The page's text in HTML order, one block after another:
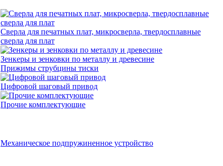
Сверла для печатных плат, микросверла, твердосплавные
сверла для плат
Зенкеры и зенковки по металлу и древесине
Прижимы струбцины тиски
Цифровой шаговый привод
Прочие комплектующие
Механическое подпружиненное устройство